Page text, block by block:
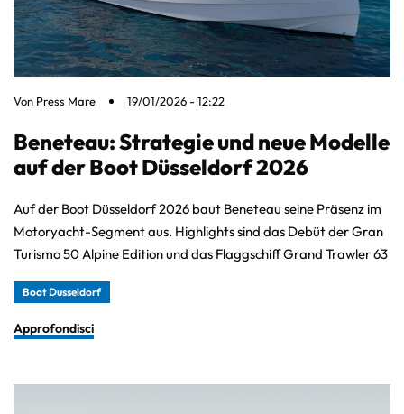
Von Press Mare 19/01/2026 - 12:22
Beneteau: Strategie und neue Modelle
auf der Boot Düsseldorf 2026
Auf der Boot Düsseldorf 2026 baut Beneteau seine Präsenz im
Motoryacht-Segment aus. Highlights sind das Debüt der Gran
Turismo 50 Alpine Edition und das Flaggschiff Grand Trawler 63
Boot Dusseldorf
Approfondisci